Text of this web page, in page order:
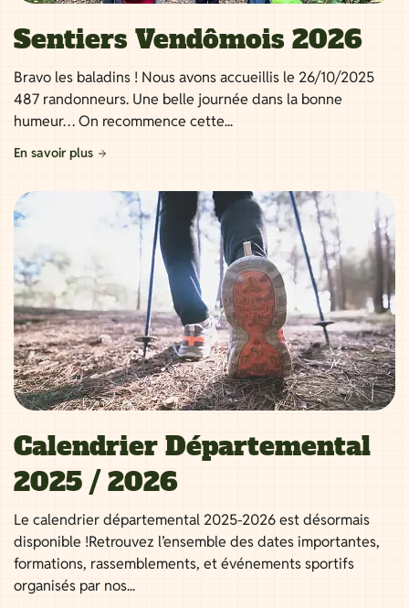
Sentiers Vendômois 2026
Bravo les baladins ! Nous avons accueillis le 26/10/2025
487 randonneurs. Une belle journée dans la bonne
humeur… On recommence cette...
En savoir plus
Calendrier Départemental
2025 / 2026
Le calendrier départemental 2025-2026 est désormais
disponible !Retrouvez l’ensemble des dates importantes,
formations, rassemblements, et événements sportifs
organisés par nos...